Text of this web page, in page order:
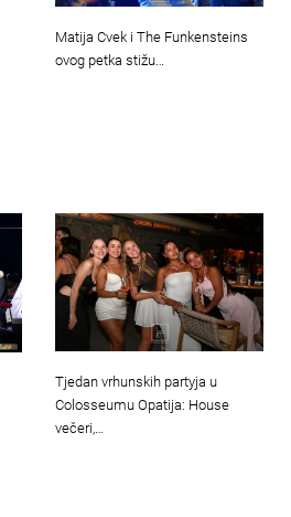
Matija Cvek i The Funkensteins
ovog petka stižu…
Tjedan vrhunskih partyja u
Colosseumu Opatija: House
večeri,…